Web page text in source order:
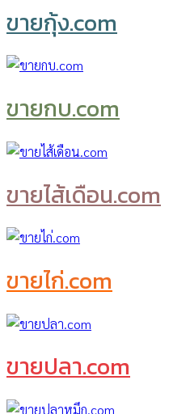
ขายกุ้ง.com
ขายกบ.com
ขายไส้เดือน.com
ขายไก่.com
ขายปลา.com